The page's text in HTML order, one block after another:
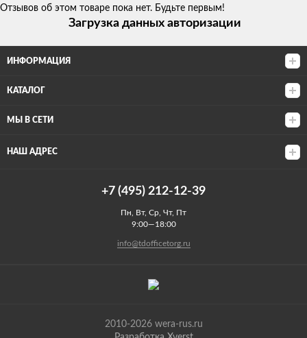
Отзывов об этом товаре пока нет. Будьте первым!
Загрузка данных авторизации
ИНФОРМАЦИЯ
КАТАЛОГ
МЫ В СЕТИ
НАШ АДРЕС
+7 (495) 212-12-39
Пн, Вт, Ср, Чт, Пт
9:00—18:00
info@tdofficetorg.ru
2010-2026 wera-rus.ru